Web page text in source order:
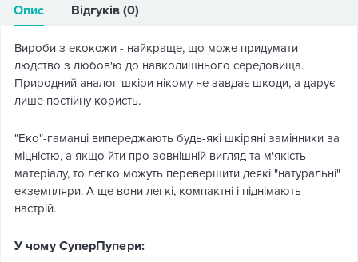
Опис Відгуків (0)
Вироби з екокожи - найкраще, що може придумати
людство з любов'ю до навколишнього середовища.
Природний аналог шкіри нікому не завдає шкоди, а дарує
лише постійну користь.
"Еко"-гаманці випереджають будь-які шкіряні замінники за
міцністю, а якщо йти про зовнішній вигляд та м'якість
матеріалу, то легко можуть перевершити деякі "натуральні"
екземпляри. А ще вони легкі, компактні і піднімають
настрій.
У чому СуперПупери: